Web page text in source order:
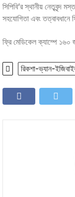
সিপিবি’র স্থানীয় নেতৃবৃন্দ
সহযোগিতা এবং তত্বাবধানে
ফ্রি মেডিকেল ক্যাম্পে ১৬০
রিকশা-ভ্যান-